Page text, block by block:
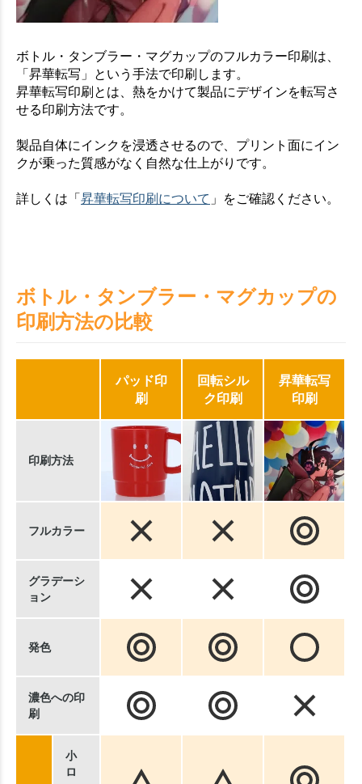
ボトル・タンブラー・マグカップのフルカラー印刷は、
「昇華転写」という手法で印刷します。
昇華転写印刷とは、熱をかけて製品にデザインを転写さ
せる印刷方法です。
製品自体にインクを浸透させるので、プリント面にイン
クが乗った質感がなく自然な仕上がりです。
詳しくは「昇華転写印刷について 」をご確認ください。
ボトル・タンブラー・マグカップの
印刷方法の比較
パッド印
刷
回転シル
ク印刷
昇華転写
印刷
印刷方法
フルカラー
グラデーシ
ョン
発色
濃色への印
刷
小
ロ